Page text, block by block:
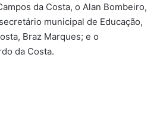
da Costa, o Alan Bombeiro,
municipal de Educação,
Braz Marques; e o
da Costa.